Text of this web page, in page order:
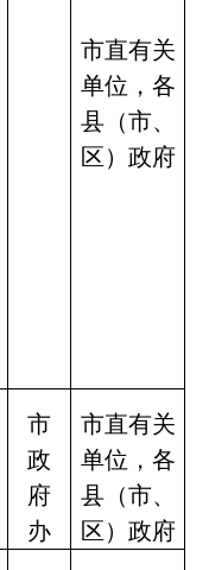
市直有关
单位，各
县（市、
区）政府
市
政
府
办
市直有关
单位，各
县（市、
区）政府